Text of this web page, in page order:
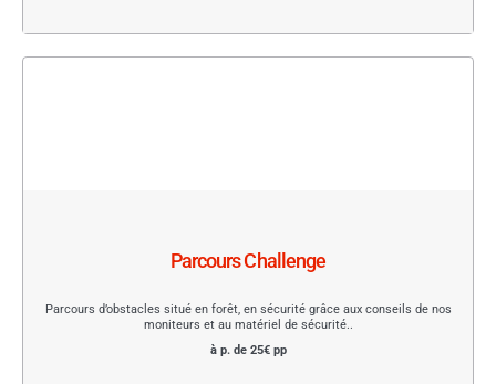
Parcours Challenge
Parcours d’obstacles situé en forêt, en sécurité grâce aux conseils de nos
moniteurs et au matériel de sécurité..
à p. de 25€ pp